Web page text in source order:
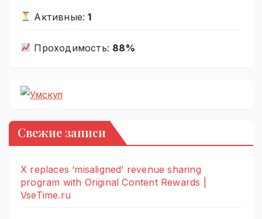
Активные:1
Проходимость: 88%
Свежие записи
X replaces ‘misaligned’ revenue sharing
program with Original Content Rewards |
VseTime.ru